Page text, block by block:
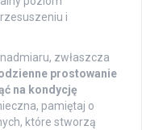
i
zwłaszcza
prostowanie
na kondycję
pamiętaj o
które stworzą